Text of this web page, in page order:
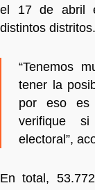
el 17 de abril
distintos distritos.
“Tenemos
tener la
por eso es
verifique
electoral”,
En total,